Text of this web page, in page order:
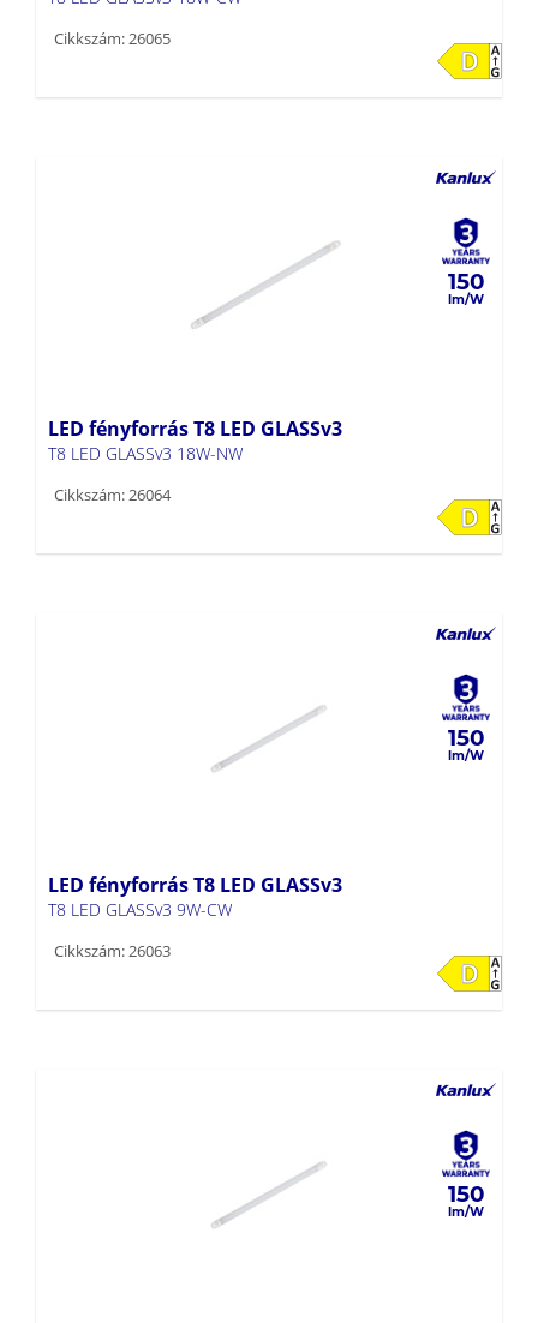
Cikkszám: 26065
150
LED fényforrás T8 LED GLASSv3
T8 LED GLASSv3 18W-NW
Cikkszám: 26064
150
LED fényforrás T8 LED GLASSv3
T8 LED GLASSv3 9W-CW
Cikkszám: 26063
150